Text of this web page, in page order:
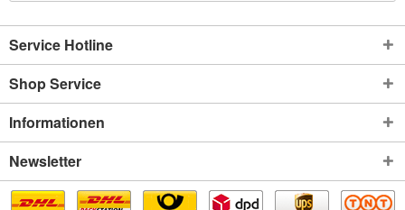
Service Hotline
Shop Service
Informationen
Newsletter